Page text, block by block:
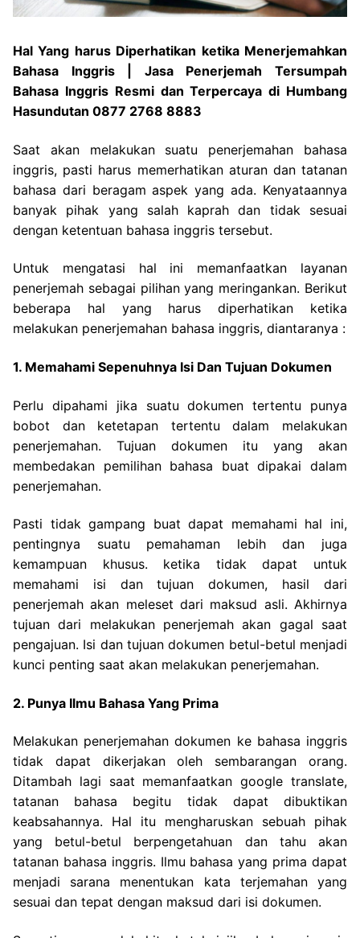
Hal Yang harus Diperhatikan ketika Menerjemahkan
Bahasa Inggris | Jasa Penerjemah Tersumpah
Bahasa Inggris Resmi dan Terpercaya di Humbang
Hasundutan 0877 2768 8883
Saat akan melakukan suatu penerjemahan bahasa
inggris, pasti harus memerhatikan aturan dan tatanan
bahasa dari beragam aspek yang ada. Kenyataannya
banyak pihak yang salah kaprah dan tidak sesuai
dengan ketentuan bahasa inggris tersebut.
Untuk mengatasi hal ini memanfaatkan layanan
penerjemah sebagai pilihan yang meringankan. Berikut
beberapa hal yang harus diperhatikan ketika
melakukan penerjemahan bahasa inggris, diantaranya :
1. Memahami Sepenuhnya Isi Dan Tujuan Dokumen
Perlu dipahami jika suatu dokumen tertentu punya
bobot dan ketetapan tertentu dalam melakukan
penerjemahan. Tujuan dokumen itu yang akan
membedakan pemilihan bahasa buat dipakai dalam
penerjemahan.
Pasti tidak gampang buat dapat memahami hal ini,
pentingnya suatu pemahaman lebih dan juga
kemampuan khusus. ketika tidak dapat untuk
memahami isi dan tujuan dokumen, hasil dari
penerjemah akan meleset dari maksud asli. Akhirnya
tujuan dari melakukan penerjemah akan gagal saat
pengajuan. Isi dan tujuan dokumen betul-betul menjadi
kunci penting saat akan melakukan penerjemahan.
2. Punya Ilmu Bahasa Yang Prima
Melakukan penerjemahan dokumen ke bahasa inggris
tidak dapat dikerjakan oleh sembarangan orang.
Ditambah lagi saat memanfaatkan google translate,
tatanan bahasa begitu tidak dapat dibuktikan
keabsahannya. Hal itu mengharuskan sebuah pihak
yang betul-betul berpengetahuan dan tahu akan
tatanan bahasa inggris. Ilmu bahasa yang prima dapat
menjadi sarana menentukan kata terjemahan yang
sesuai dan tepat dengan maksud dari isi dokumen.